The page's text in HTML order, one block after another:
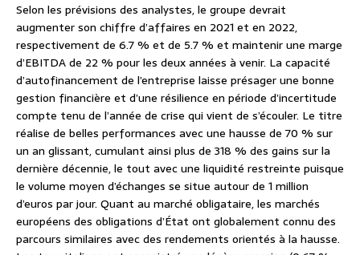
Selon les prévisions des analystes, le groupe devrait
augmenter son chiffre d’affaires en 2021 et en 2022,
respectivement de 6.7 % et de 5.7 % et maintenir une marge
d’EBITDA de 22 % pour les deux années à venir. La capacité
d’autofinancement de l’entreprise laisse présager une bonne
gestion financière et d’une résilience en période d’incertitude
compte tenu de l’année de crise qui vient de s’écouler. Le titre
réalise de belles performances avec une hausse de 70 % sur
un an glissant, cumulant ainsi plus de 318 % des gains sur la
dernière décennie, le tout avec une liquidité restreinte puisque
le volume moyen d’échanges se situe autour de 1 million
d’euros par jour. Quant au marché obligataire, les marchés
européens des obligations d’État ont globalement connu des
parcours similaires avec des rendements orientés à la hausse.